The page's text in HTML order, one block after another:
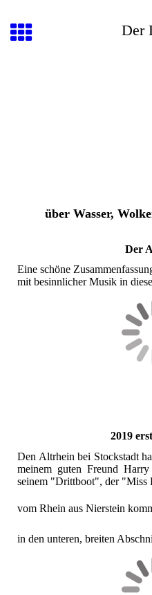
Der
über Wasser,
Der
Eine schöne
mit besinnlicher Musik in
2019
Den Altrhein bei Stockstadt
meinem guten Freund
seinem "Drittboot", der "Miss
vom Rhein aus Nierstein
in den unteren, breiten